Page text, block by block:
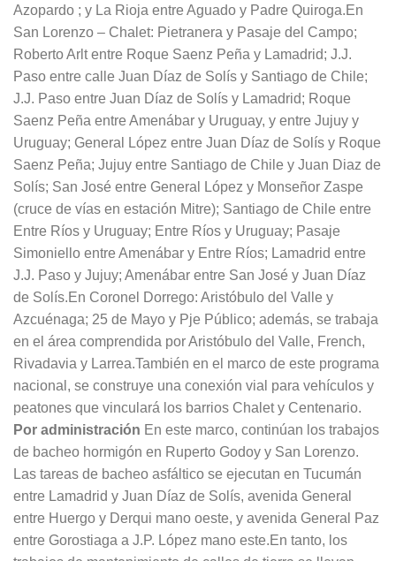
Azopardo ; y La Rioja entre Aguado y Padre Quiroga.En
San Lorenzo – Chalet: Pietranera y Pasaje del Campo;
Roberto Arlt entre Roque Saenz Peña y Lamadrid; J.J.
Paso entre calle Juan Díaz de Solís y Santiago de Chile;
J.J. Paso entre Juan Díaz de Solís y Lamadrid; Roque
Saenz Peña entre Amenábar y Uruguay, y entre Jujuy y
Uruguay; General López entre Juan Díaz de Solís y Roque
Saenz Peña; Jujuy entre Santiago de Chile y Juan Diaz de
Solís; San José entre General López y Monseñor Zaspe
(cruce de vías en estación Mitre); Santiago de Chile entre
Entre Ríos y Uruguay; Entre Ríos y Uruguay; Pasaje
Simoniello entre Amenábar y Entre Ríos; Lamadrid entre
J.J. Paso y Jujuy; Amenábar entre San José y Juan Díaz
de Solís.En Coronel Dorrego: Aristóbulo del Valle y
Azcuénaga; 25 de Mayo y Pje Público; además, se trabaja
en el área comprendida por Aristóbulo del Valle, French,
Rivadavia y Larrea.También en el marco de este programa
nacional, se construye una conexión vial para vehículos y
peatones que vinculará los barrios Chalet y Centenario.
Por administración En este marco, continúan los trabajos
de bacheo hormigón en Ruperto Godoy y San Lorenzo.
Las tareas de bacheo asfáltico se ejecutan en Tucumán
entre Lamadrid y Juan Díaz de Solís, avenida General
entre Huergo y Derqui mano oeste, y avenida General Paz
entre Gorostiaga a J.P. López mano este.En tanto, los